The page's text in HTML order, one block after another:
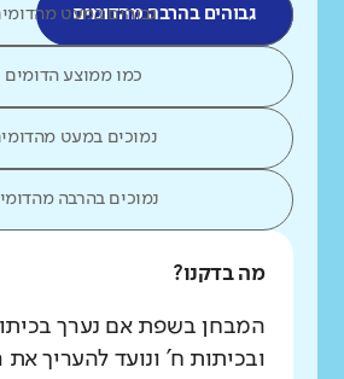
גבוהים בהרבה מהדומים
גבוהים במעט
כמו ממוצע הדומים
נמוכים במעט
נמוכים בהרבה
מה בדקנו?
המבחן בשפת אם נערך
ובכיתות ח' ונועד להעריך